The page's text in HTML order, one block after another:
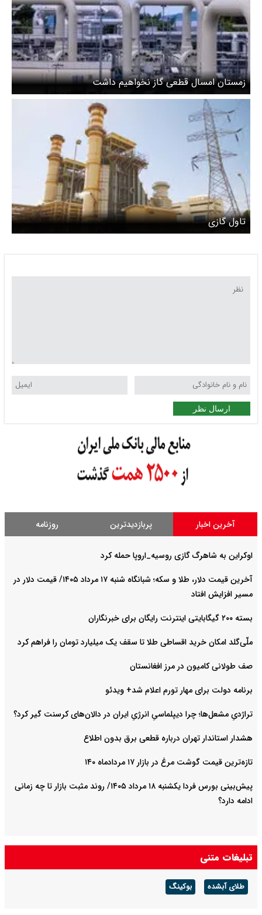
زمستان امسال قطعی گاز نخواهیم داشت
تاول گازی
ارسال نظر
آخرین اخبار پربازدیدترین روزنامه
اوکراین به شاهرگ گازی روسیه_اروپا حمله کرد
آخرین قیمت دلار، طلا و سکه؛ شبانگاه شنبه ۱۷ مرداد ۱۴۰۵/ قیمت دلار در
مسیر افزایش افتاد
بسته ۲۰۰ گیگابایتی اینترنت رایگان برای خبرنگاران
ملّی‌گلد امکان خرید اقساطی طلا تا سقف یک میلیارد تومان را فراهم کرد
صف طولانی کامیون در مرز افغانستان
برنامه دولت برای مهار تورم اعلام شد+ ویدئو
تراژدیِ مشعل‌ها؛ چرا دیپلماسیِ انرژیِ ایران در دالان‌های کرسنت گیر کرد؟
هشدار استاندار تهران درباره قطعی برق بدون اطلاع
تازه‌ترین قیمت گوشت مرغ در بازار ۱۷ مردادماه ۱۴۰
پیش‌بینی بورس فردا یکشنبه ۱۸ مرداد ۱۴۰۵/ روند مثبت بازار تا چه زمانی
ادامه دارد؟
تبلیغات متنی
طلای آبشده بوکینگ